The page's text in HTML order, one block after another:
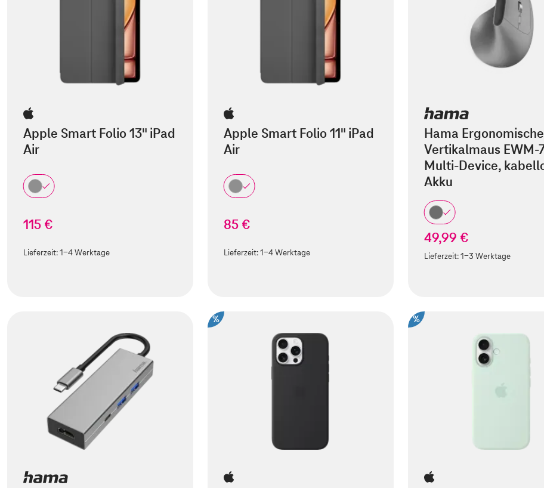
Apple Smart Folio 13" iPad
Air
115 €
Lieferzeit:1-4 Werktage
Apple Smart Folio 11" iPad
Air
85 €
Lieferzeit:1-4 Werktage
Hama Ergonomische
Vertikalmaus EWM-
Multi-Device,
Akku
49,99 €
Lieferzeit:1-3 Werktage
% %